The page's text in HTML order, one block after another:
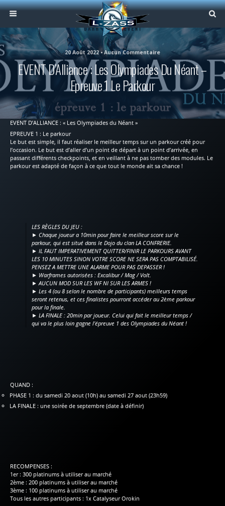
20 Août 2022 • Aucun Commentaire
EVENT D’Alliance : Les Olympiades Du Néant –
Epreuve 1 Le Parkour
EVENT D’ALLIANCE : « Les Olympiades du Néant »
EPREUVE 1 : Le parkour
Le but est simple, il faut réaliser le meilleur temps sur un parkour créé pour
l’occasion. Le but est d’aller d’un point de départ à un point d’arrivée, en
passant différents checkpoints, et en veillant à ne pas tomber des modules. Le
parkour est adapté de façon à ce que tout le monde ait sa chance !
LES RÈGLES DU JEU :
► Chaque joueur a 10min pour faire le meilleur score sur le
parkour, qui est situé dans le Dojo du clan LA CONFRERIE.
► IL FAUT IMPERATIVEMENT QUITTER/FINIR LE PARKOURS AVANT
LES 10 MINUTES SINON VOTRE SCORE NE SERA PAS COMPTABILISÉ.
PENSEZ A METTRE UNE ALARME POUR PAS DEPASSER !
► Warframes autorisées : Excalibur / Mag / Volt.
► AUCUN MOD SUR LES WF NI SUR LES ARMES !
► Les 4 (ou 8 selon le nombre de participants) meilleurs temps
seront retenus, et ces finalistes pourront accéder au 2ème parkour
pour la finale.
► LA FINALE : 20min par joueur. Celui qui fait le meilleur temps /
qui va le plus loin gagne l’épreuve 1 des Olympiades du Néant !
QUAND :
PHASE 1 : du samedi 20 aout (10h) au samedi 27 aout (23h59)
LA FINALE : une soirée de septembre (date à définir)
RECOMPENSES :
1er : 300 platinums à utiliser au marché
2ème : 200 platinums à utiliser au marché
3ème : 100 platinums à utiliser au marché
Tous les autres participants : 1x Catalyseur Orokin